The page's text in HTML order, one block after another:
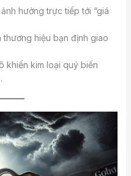
hưởng trực tiếp tới “giá
thương hiệu bạn định giao
khiến kim loại quý biến